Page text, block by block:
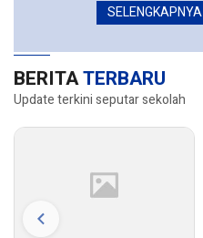
SELENGKAPNYA
BERITATERBARU
Update terkini seputar sekolah